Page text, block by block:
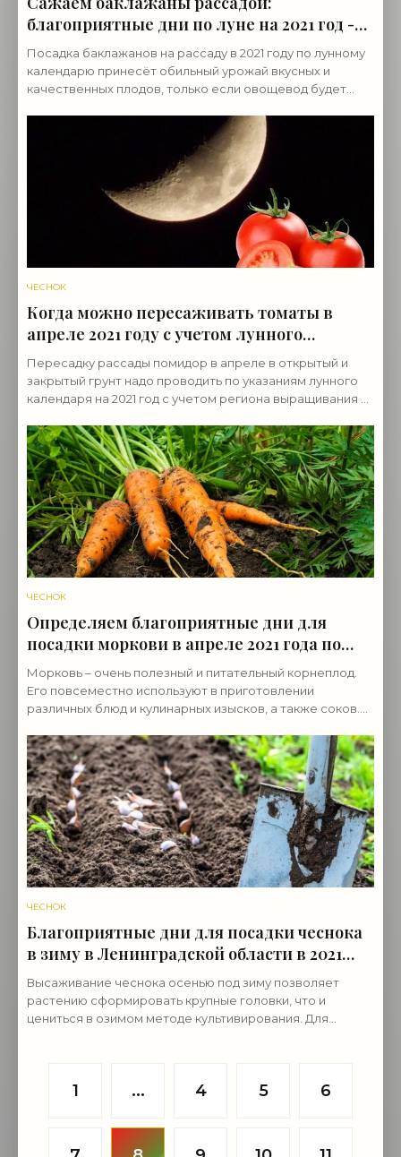
благоприятные дни по луне на 2021 год -
«Овощи»
Посадка баклажанов на рассаду в 2021 году по лунному
календарю принесёт обильный урожай вкусных и
качественных плодов, только если овощевод будет
ЧЕСНОК
Когда можно пересаживать томаты в
апреле 2021 году с учетом лунного
календаря - «Овощи»
Пересадку рассады помидор в апреле в открытый и
закрытый грунт надо проводить по указаниям лунного
календаря на 2021 год с учетом региона выращивания и
ЧЕСНОК
Определяем благоприятные дни для
посадки моркови в апреле 2021 года по
луне - «Овощи»
Морковь – очень полезный и питательный корнеплод.
Его повсеместно используют в приготовлении
различных блюд и кулинарных изысков, а также соков.
ЧЕСНОК
Благоприятные дни для посадки чеснока
в зиму в Ленинградской области в 2021
году по луне - «Овощи»
Высаживание чеснока осенью под зиму позволяет
растению сформировать крупные головки, что и
цениться в озимом методе культивирования. Для
1 ... 4 5 6